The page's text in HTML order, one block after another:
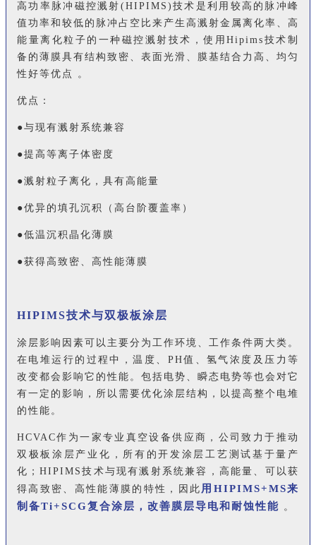
高功率脉冲磁控溅射(HIPIMS)技术是利用较高的脉冲峰
值功率和较低的脉冲占空比来产生高溅射金属离化率、高
能量离化粒子的一种磁控溅射技术，使用Hipims技术制
备的薄膜具有结构致密、表面光滑、膜基结合力高、均匀
性好等优点 。
优点：
●与现有溅射系统兼容
●提高等离子体密度
●溅射粒子离化，具有高能量
●优异的填孔沉积（高台阶覆盖率）
●低温沉积晶化薄膜
●获得高致密、高性能薄膜
HIPIMS技术与双极板涂层
涂层影响因素可以主要分为工作环境、工作条件两大类。
在电堆运行的过程中，温度、PH值、氢气浓度及压力等
改变都会影响它的性能。包括电势、瞬态电势等也会对它
有一定的影响，所以需要优化涂层结构，以提高整个电堆
的性能。
HCVAC作为一家专业真空设备供应商，公司致力于推动
双极板涂层产业化，所有的开发涂层工艺测试基于量产
化；HIPIMS技术与现有溅射系统兼容，高能量、可以获
得高致密、高性能薄膜的特性，因此 用 HIPIMS+MS来
制备Ti+SCG复合涂层，改善膜层导电和耐蚀性能 。